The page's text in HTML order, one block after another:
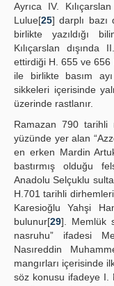
Ayrıca IV.
Lulue[25] darplı bazı
birlikte yazıldığı
Kılıçarslan dışında
ettirdiği H. 655 ve
ile birlikte basım
sikkeleri içerisinde
üzerinde rastlanır.
Ramazan 790 tarihli
yüzünde yer alan
en erken Mardin
bastırmış olduğu
Anadolu Selçuklu
H.701 tarihli
Karesioğlu Yahşi
bulunur[29]. Memlük
nasruhu” ifadesi
Nasıreddin
mangırları içerisinde
söz konusu ifadeye I.